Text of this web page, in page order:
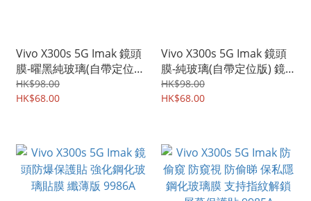
Vivo X300s 5G Imak 鏡頭
膜-曜黑純玻璃(自帶定位版)
鏡頭防爆保護貼 強化鋼化
玻璃貼膜 9988A
HK$98.00
HK$68.00
Vivo X300s 5G Imak 鏡頭
膜-純玻璃(自帶定位版) 鏡
頭防爆保護貼 強化鋼化玻
璃貼膜 9987A
HK$98.00
HK$68.00